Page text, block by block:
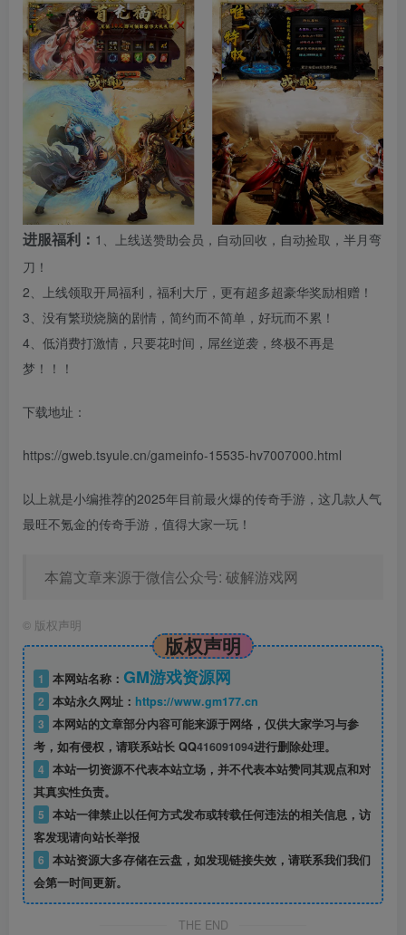
进服福利： 1、上线送赞助会员，自动回收，自动捡取，半月弯
刀！
2、上线领取开局福利，福利大厅，更有超多超豪华奖励相赠！
3、没有繁琐烧脑的剧情，简约而不简单，好玩而不累！
4、低消费打激情，只要花时间，屌丝逆袭，终极不再是
梦！！！
下载地址：
https://gweb.tsyule.cn/gameinfo-15535-hv7007000.html
以上就是小编推荐的2025年目前最火爆的传奇手游，这几款人气
最旺不氪金的传奇手游，值得大家一玩！
本篇文章来源于微信公众号: 破解游戏网
© 版权声明
版权声明
1 本网站名称： GM游戏资源网
2 本站永久网址： https://www.gm177.cn
3 本网站的文章部分内容可能来源于网络，仅供大家学习与参
考，如有侵权，请联系站长 QQ416091094进行删除处理。
4 本站一切资源不代表本站立场，并不代表本站赞同其观点和对
其真实性负责。
5 本站一律禁止以任何方式发布或转载任何违法的相关信息，访
客发现请向站长举报
6 本站资源大多存储在云盘，如发现链接失效，请联系我们我们
会第一时间更新。
THE END